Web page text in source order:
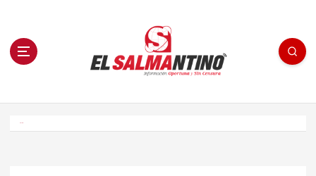
n El Salmantino - medios/noticias/editorial